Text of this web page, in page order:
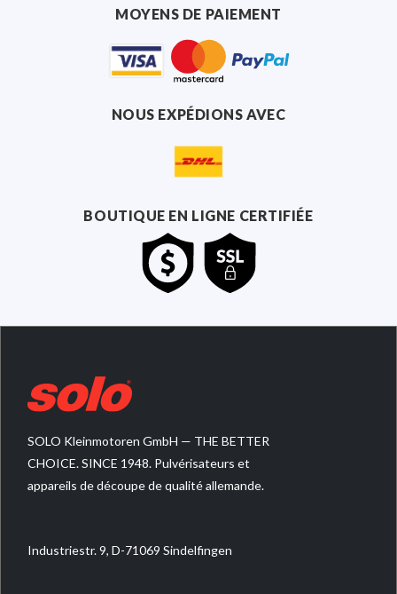
MOYENS DE PAIEMENT
NOUS EXPÉDIONS AVEC
BOUTIQUE EN LIGNE CERTIFIÉE
SOLO Kleinmotoren GmbH — THE BETTER
CHOICE. SINCE 1948. Pulvérisateurs et
appareils de découpe de qualité allemande.
Industriestr. 9, D-71069 Sindelfingen